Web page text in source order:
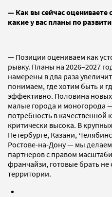
— Как вы сейчас оцениваете
какие у вас планы по
— Позиции оцениваем как
рывку. Планы на 2026–2027
намерены в два раза
понимаем, где хотим быть и
эффективно. Половина
малые города и моногорода
потребность в качественной
критически высока. В
Петербурге, Казани,
Ростове-на-Дону — мы
партнеров с правом
франчайзи, готовые брать не
территории.